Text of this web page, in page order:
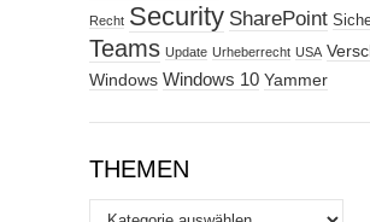
Recht Security SharePoint
Teams Update Urheberrecht USA
Windows Windows 10 Yammer
THEMEN
Themen